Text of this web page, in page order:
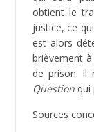
obtient le
justice, ce
est alors
brièvement
de prison. Il
Questionqui
Sources